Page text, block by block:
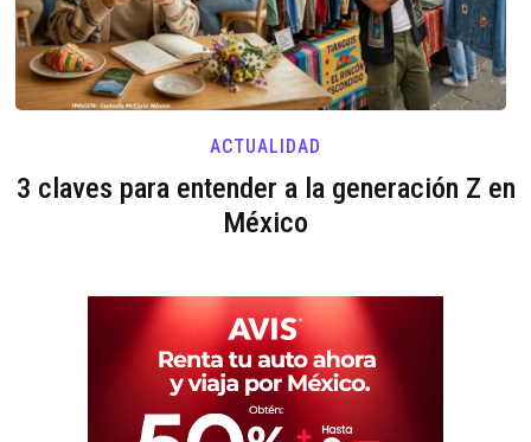
ACTUALIDAD
3 claves para entender a la generación Z en
México